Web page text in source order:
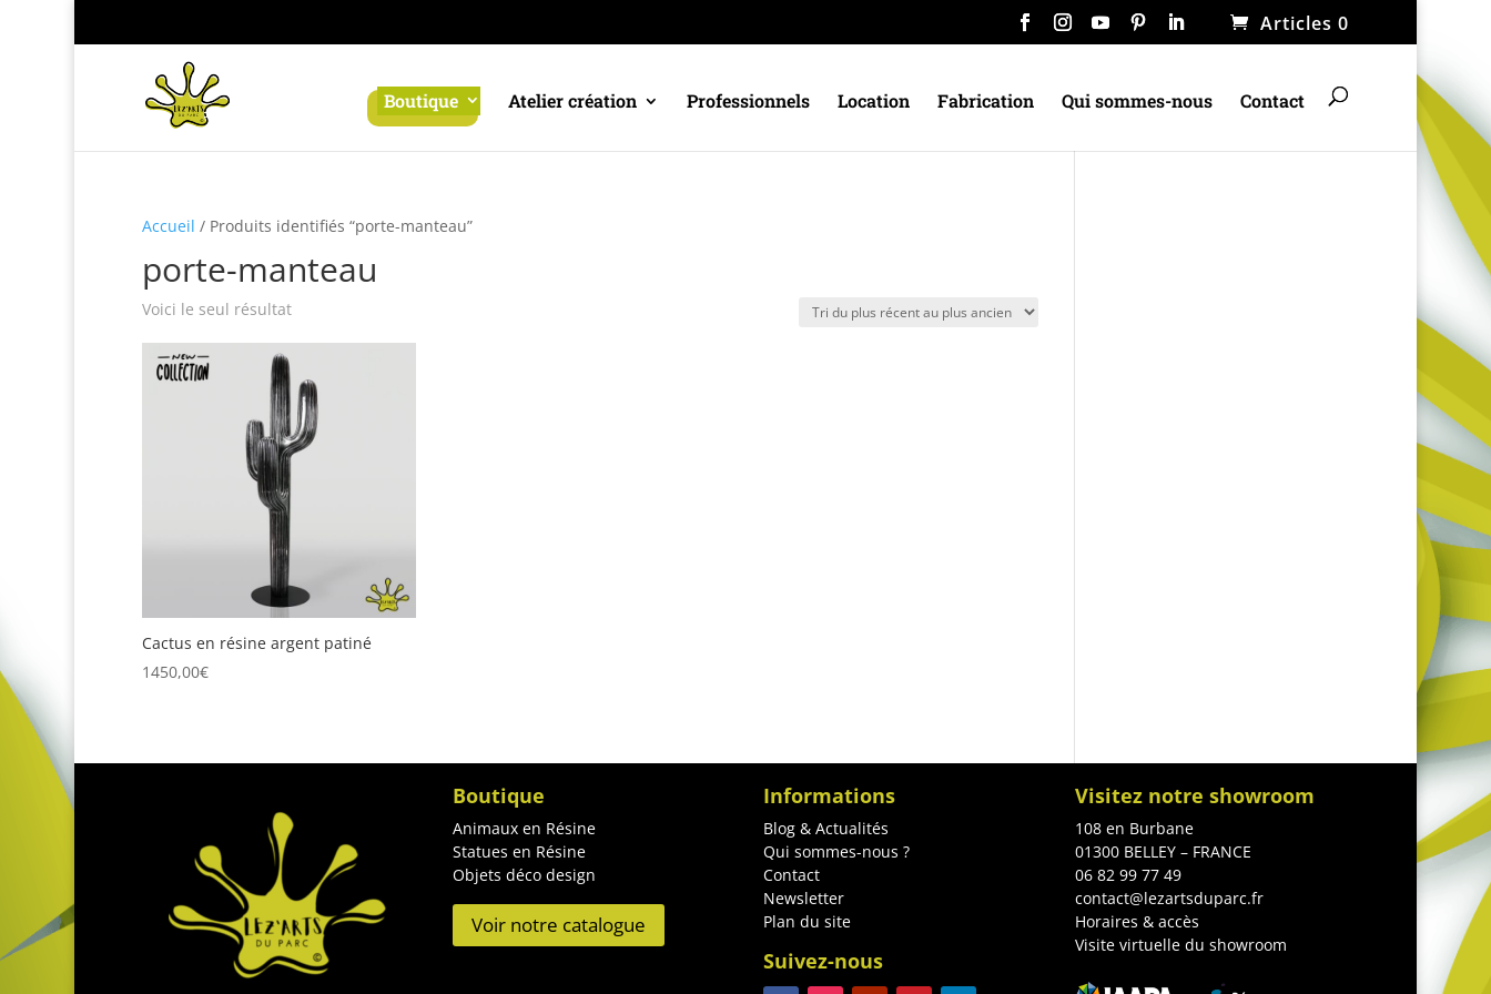
Articles 0
Boutique Atelier création Professionnels Location Fabrication Qui sommes-nous Contact
Accueil / Produits identifiés “porte-manteau”
porte-manteau
Voici le seul résultat
Cactus en résine argent patiné
1450,00€
Boutique
Animaux en Résine
Statues en Résine
Objets déco design
Voir notre catalogue
Informations
Blog & Actualités
Qui sommes-nous ?
Contact
Newsletter
Plan du site
Suivez-nous
Visitez notre showroom
108 en Burbane
01300 BELLEY – FRANCE
06 82 99 77 49
contact@lezartsduparc.fr
Horaires & accès
Visite virtuelle du showroom